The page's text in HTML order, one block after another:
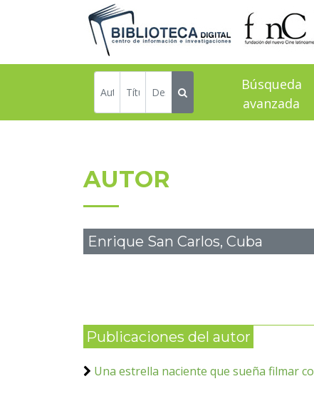
Búsqueda
avanzada
AUTOR
Enrique San Carlos, Cuba
Publicaciones del autor
Una estrella naciente que sueña filmar